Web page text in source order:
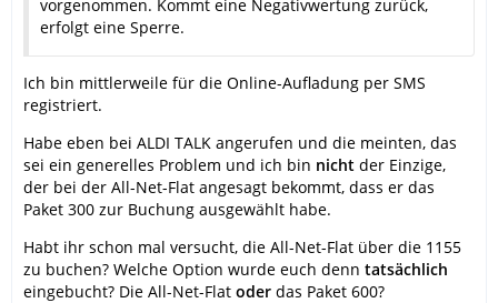
vorgenommen. Kommt eine Negativwertung zurück,
erfolgt eine Sperre.
Ich bin mittlerweile für die Online-Aufladung per SMS
registriert.
Habe eben bei ALDI TALK angerufen und die meinten, das
sei ein generelles Problem und ich bin nicht der Einzige,
der bei der All-Net-Flat angesagt bekommt, dass er das
Paket 300 zur Buchung ausgewählt habe.
Habt ihr schon mal versucht, die All-Net-Flat über die 1155
zu buchen? Welche Option wurde euch denn tatsächlich
eingebucht? Die All-Net-Flat oder das Paket 600?